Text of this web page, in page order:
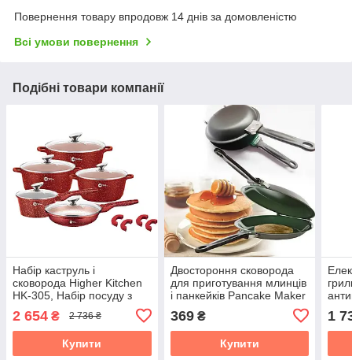
Повернення товару впродовж 14 днів за домовленістю
Всі умови повернення
Подібні товари компанії
Набір каструль і
сковорода Higher Kitchen
HK-305, Набір посуду з
гранітним антипригарним
покриттям КРАСНИЙ
2 654 ₴ 2 736 ₴
Купити
Двостороння сковорода
для приготування млинців
і панкейків Pancake Maker
369₴
Купити
1